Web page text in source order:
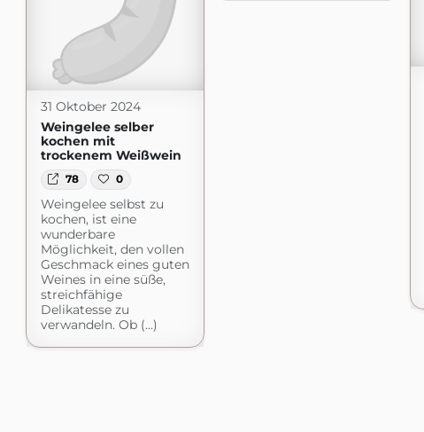
31 Oktober 2024
Weingelee selber
kochen mit
trockenem Weißwein
78 0
Weingelee selbst zu
kochen, ist eine
wunderbare
Möglichkeit, den vollen
Geschmack eines guten
Weines in eine süße,
streichfähige
Delikatesse zu
verwandeln. Ob (...)